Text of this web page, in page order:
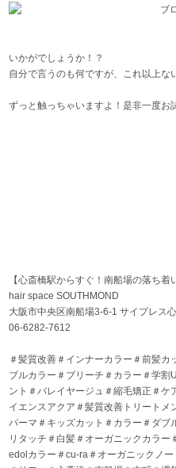
いかがでしょうか！？
自分で言うのも何ですが、これ以上な
ずっと触っちゃいますよ！是非一度お
【心斎橋駅からすぐ！南船場の落ち着
hair space SOUTHMOND
大阪市中央区南船場3-6-1 サイプレス
06-6282-7612
＃髪質改善＃インナーカラー＃前髪
ブルカラー＃ブリーチ＃カラー＃学割
ント＃バレイヤージュ＃縮毛矯正＃
イエンスアクア＃髪質改善トリート
パーマ＃キッズカット＃カラー＃ダブ
リタッチ＃白髪＃オーガニックカラー
edolカラー＃cu-ra＃オーガニックノ